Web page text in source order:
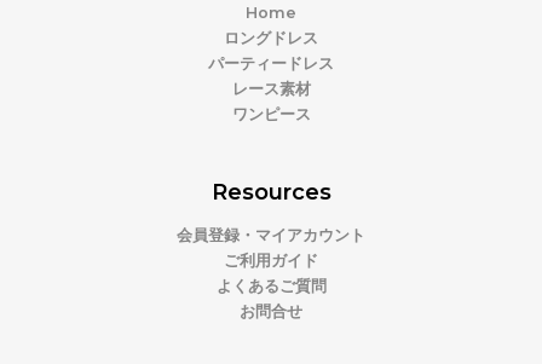
Home
ロングドレス
パーティードレス
レース素材
ワンピース
Resources
会員登録・マイアカウント
ご利用ガイド
よくあるご質問
お問合せ